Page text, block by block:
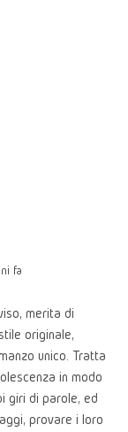
fa
merita di
originale,
unico. Tratta
in modo
giri di parole, ed
provare i loro